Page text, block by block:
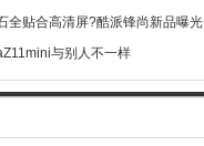
全贴合高清屏?酷派锋尚新品曝光
与别人不一样